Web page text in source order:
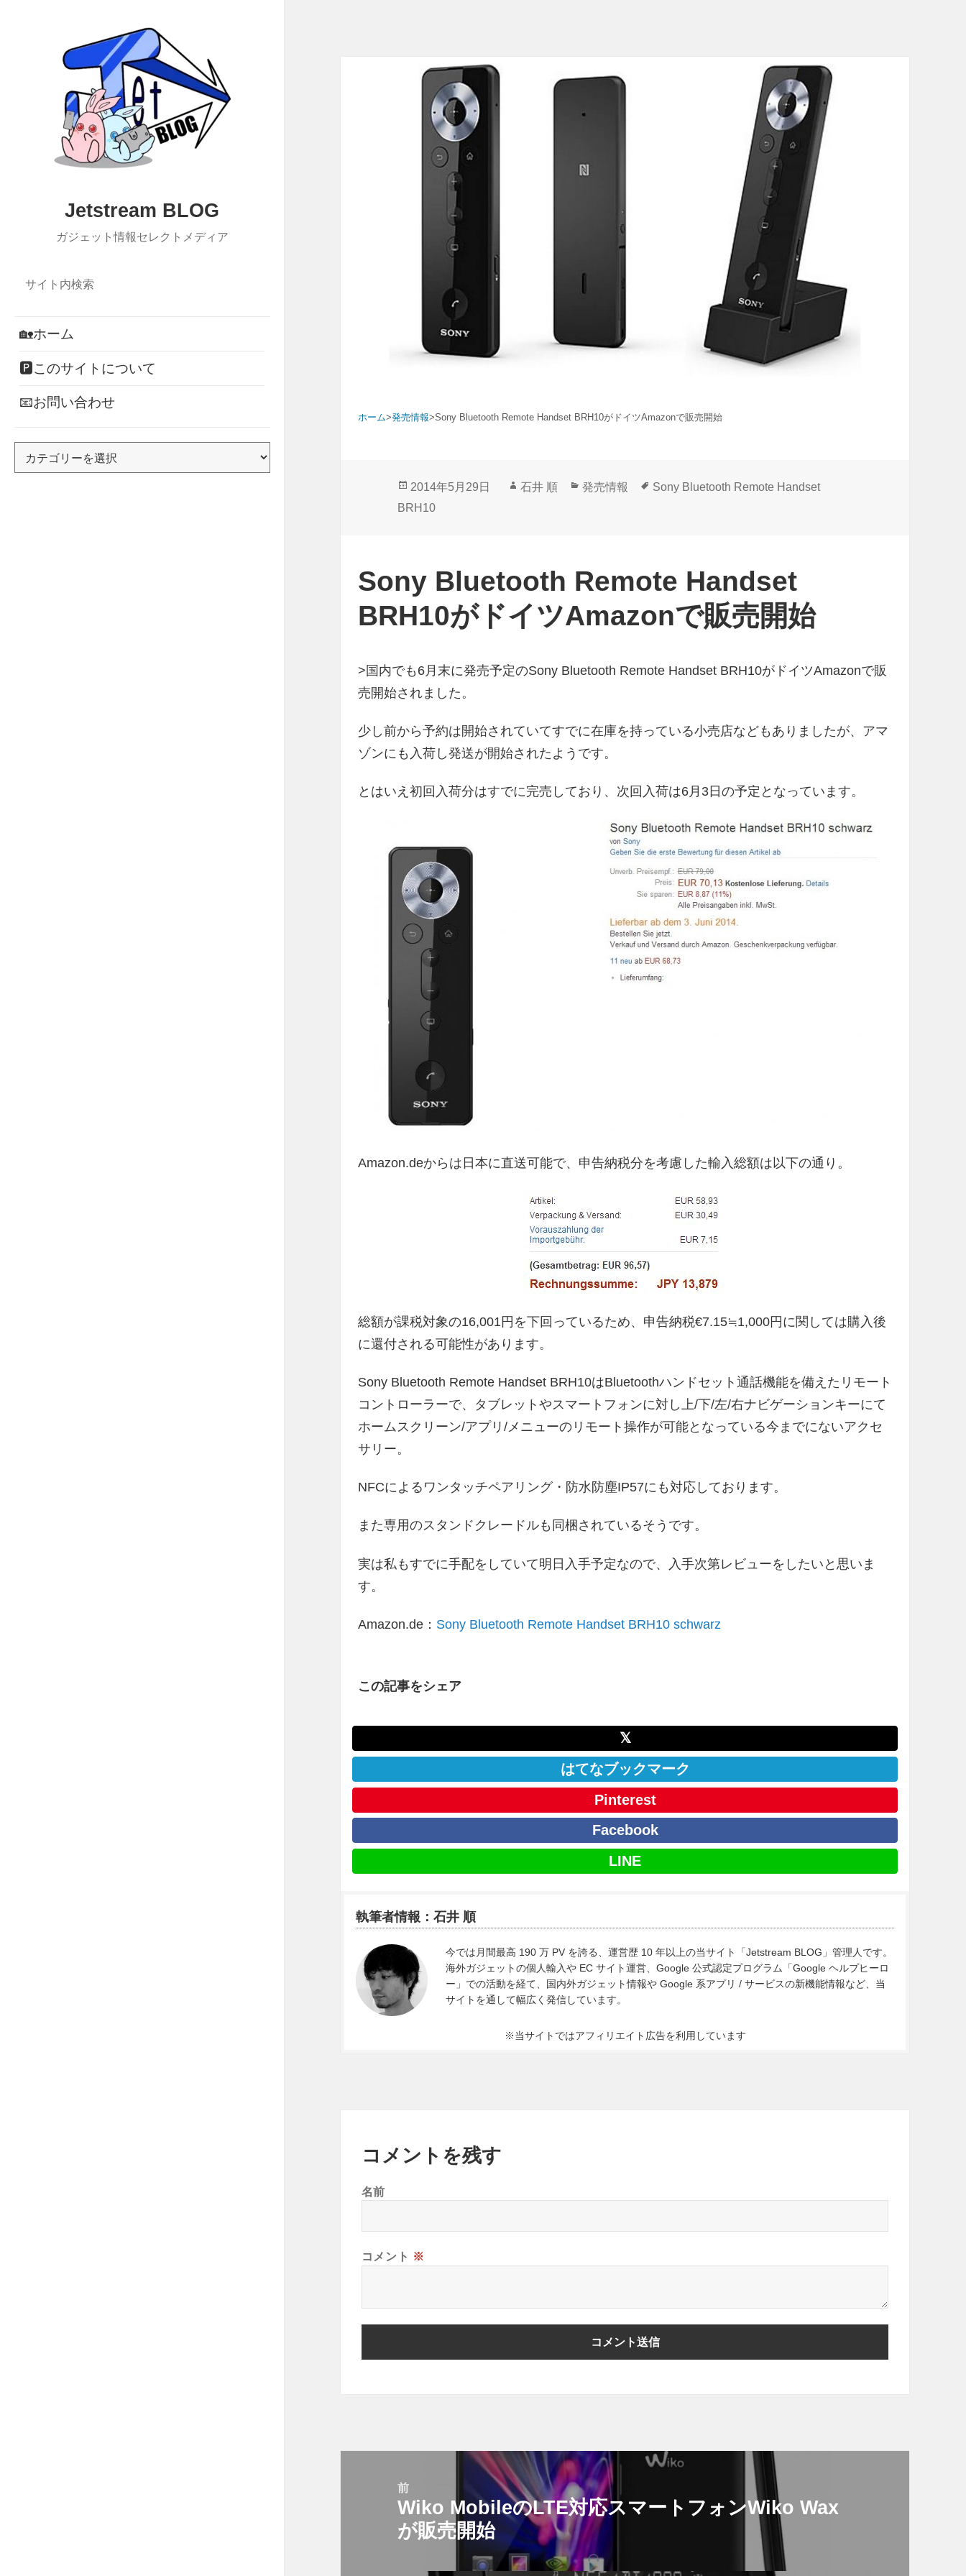
Jetstream BLOG
ガジェット情報セレクトメディア
🏡ホーム
🅿このサイトについて
📧お問い合わせ
ホーム>発売情報>Sony Bluetooth Remote Handset BRH10がドイツAmazonで販売開始
投
稿
2014年5月29日
作
石井 順
カ
発売情報
タ
Sony Bluetooth Remote Handset
BRH10
Sony Bluetooth Remote Handset
BRH10がドイツAmazonで販売開始
>国内でも6月末に発売予定のSony Bluetooth Remote Handset BRH10がドイツAmazonで販
売開始されました。
少し前から予約は開始されていてすでに在庫を持っている小売店などもありましたが、アマ
ゾンにも入荷し発送が開始されたようです。
とはいえ初回入荷分はすでに完売しており、次回入荷は6月3日の予定となっています。
Amazon.deからは日本に直送可能で、申告納税分を考慮した輸入総額は以下の通り。
総額が課税対象の16,001円を下回っているため、申告納税€7.15≒1,000円に関しては購入後
に還付される可能性があります。
Sony Bluetooth Remote Handset BRH10はBluetoothハンドセット通話機能を備えたリモート
コントローラーで、タブレットやスマートフォンに対し上/下/左/右ナビゲーションキーにて
ホームスクリーン/アプリ/メニューのリモート操作が可能となっている今までにないアクセ
サリー。
NFCによるワンタッチペアリング・防水防塵IP57にも対応しております。
また専用のスタンドクレードルも同梱されているそうです。
実は私もすでに手配をしていて明日入手予定なので、入手次第レビューをしたいと思いま
す。
Amazon.de： Sony Bluetooth Remote Handset BRH10 schwarz
この記事をシェア
𝕏
はてなブックマーク
Pinterest
Facebook
LINE
執筆者情報：石井 順
今では月間最高 190 万 PV を誇る、運営歴 10 年以上の当サイト「Jetstream BLOG」管理人です。
海外ガジェットの個人輸入や EC サイト運営、Google 公式認定プログラム「Google ヘルプヒーロ
ー」での活動を経て、国内外ガジェット情報や Google 系アプリ / サービスの新機能情報など、当
サイトを通して幅広く発信しています。
※当サイトではアフィリエイト広告を利用しています
コメントを残す
名前
コメント ※
前
前
の
Wiko MobileのLTE対応スマートフォンWiko Wax
が販売開始